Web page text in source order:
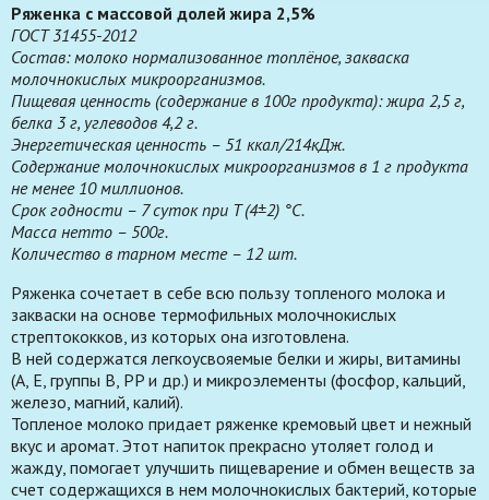
Ряженка с массовой долей жира 2,5%
ГОСТ 31455-2012
Состав: молоко нормализованное топлёное, закваска
молочнокислых микроорганизмов.
Пищевая ценность (содержание в 100г продукта): жира 2,5 г,
белка 3 г, углеводов 4,2 г.
Энергетическая ценность – 51 ккал/214кДж.
Содержание молочнокислых микроорганизмов в 1 г продукта
не менее 10 миллионов.
Срок годности – 7 суток при T (4±2) °С.
Масса нетто – 500г.
Количество в тарном месте – 12 шт.
Ряженка сочетает в себе всю пользу топленого молока и
закваски на основе термофильных молочнокислых
стрептококков, из которых она изготовлена.
В ней содержатся легкоусвояемые белки и жиры, витамины
(А, Е, группы В, PP и др.) и микроэлементы (фосфор, кальций,
железо, магний, калий).
Топленое молоко придает ряженке кремовый цвет и нежный
вкус и аромат. Этот напиток прекрасно утоляет голод и
жажду, помогает улучшить пищеварение и обмен веществ за
счет содержащихся в нем молочнокислых бактерий, которые